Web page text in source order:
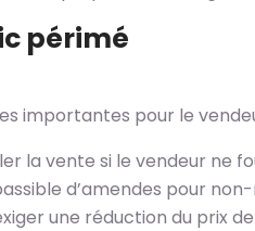
périmé
importantes pour le
la vente si le vendeur ne
d’amendes pour
une réduction du prix